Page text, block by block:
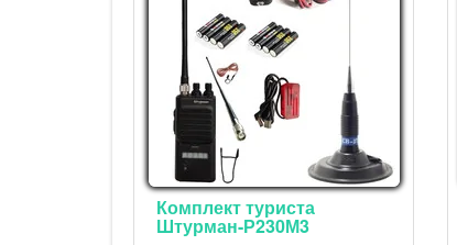
Штурман-230М3 -
автокомплект